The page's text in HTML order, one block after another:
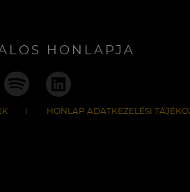
HONLAPJA
HONLAP ADATKEZELÉSI